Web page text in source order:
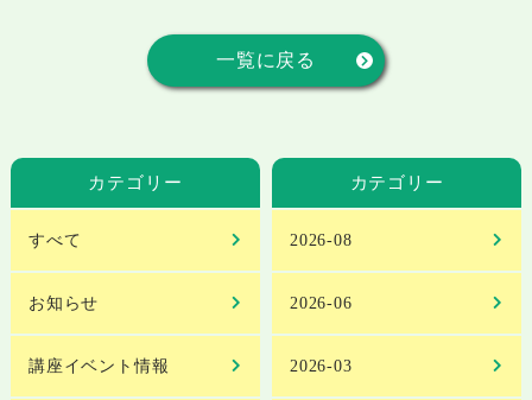
一覧に戻る
カテゴリー
すべて
お知らせ
講座イベント情報
カテゴリー
2026-08
2026-06
2026-03